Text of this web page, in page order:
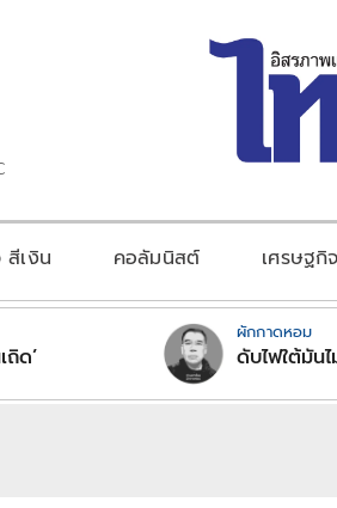
สีเงิน คอลัมนิสต์ เศรษฐกิจ
ถิด’
ผักกาดหอม
ดับไฟใต้มัน